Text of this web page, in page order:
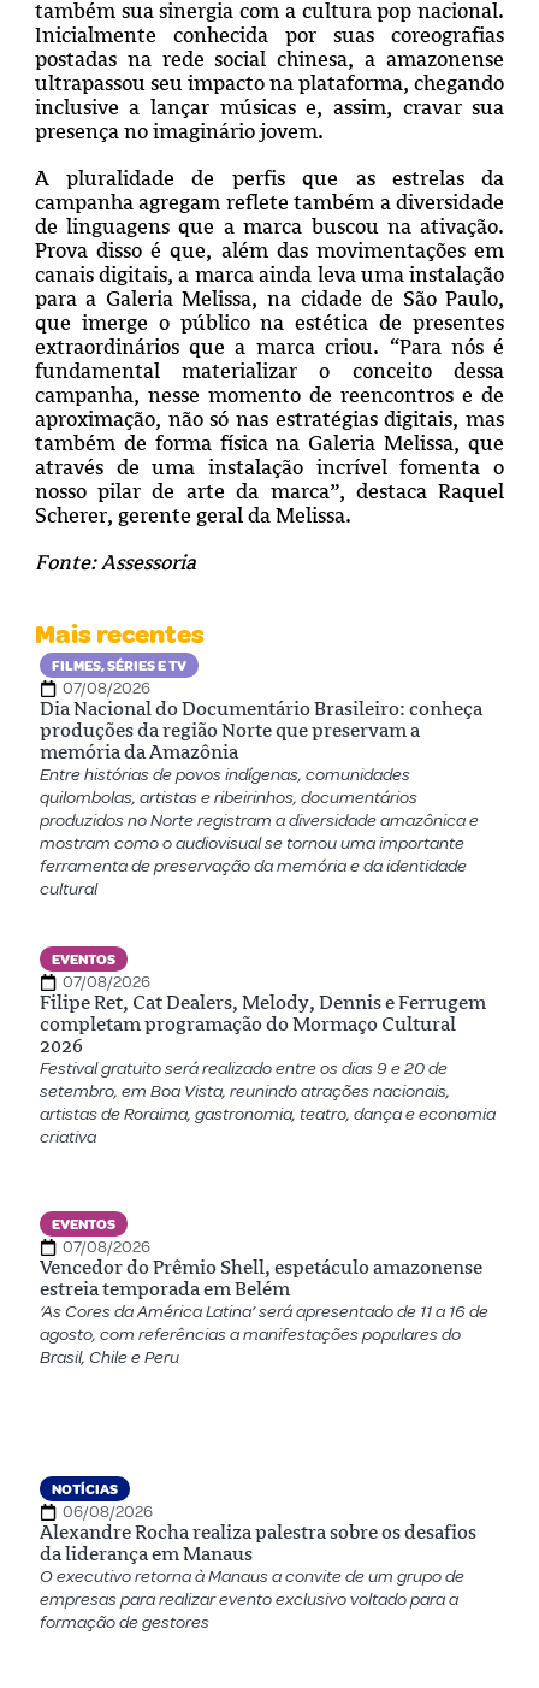
também sua sinergia com a cultura pop nacional.
Inicialmente conhecida por suas coreografias
postadas na rede social chinesa, a amazonense
ultrapassou seu impacto na plataforma, chegando
inclusive a lançar músicas e, assim, cravar sua
presença no imaginário jovem.
A pluralidade de perfis que as estrelas da
campanha agregam reflete também a diversidade
de linguagens que a marca buscou na ativação.
Prova disso é que, além das movimentações em
canais digitais, a marca ainda leva uma instalação
para a Galeria Melissa, na cidade de São Paulo,
que imerge o público na estética de presentes
extraordinários que a marca criou. “Para nós é
fundamental materializar o conceito dessa
campanha, nesse momento de reencontros e de
aproximação, não só nas estratégias digitais, mas
também de forma física na Galeria Melissa, que
através de uma instalação incrível fomenta o
nosso pilar de arte da marca”, destaca Raquel
Scherer, gerente geral da Melissa.
Fonte: Assessoria
Mais recentes
FILMES, SÉRIES E TV
07/08/2026
Dia Nacional do Documentário Brasileiro: conheça
produções da região Norte que preservam a
memória da Amazônia
Entre histórias de povos indígenas, comunidades
quilombolas, artistas e ribeirinhos, documentários
produzidos no Norte registram a diversidade amazônica e
mostram como o audiovisual se tornou uma importante
ferramenta de preservação da memória e da identidade
cultural
EVENTOS
07/08/2026
Filipe Ret, Cat Dealers, Melody, Dennis e Ferrugem
completam programação do Mormaço Cultural
2026
Festival gratuito será realizado entre os dias 9 e 20 de
setembro, em Boa Vista, reunindo atrações nacionais,
artistas de Roraima, gastronomia, teatro, dança e economia
criativa
EVENTOS
07/08/2026
Vencedor do Prêmio Shell, espetáculo amazonense
estreia temporada em Belém
‘As Cores da América Latina’ será apresentado de 11 a 16 de
agosto, com referências a manifestações populares do
Brasil, Chile e Peru
NOTÍCIAS
06/08/2026
Alexandre Rocha realiza palestra sobre os desafios
da liderança em Manaus
O executivo retorna à Manaus a convite de um grupo de
empresas para realizar evento exclusivo voltado para a
formação de gestores